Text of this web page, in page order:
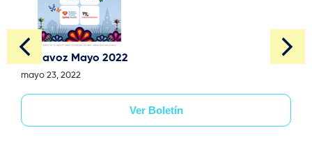
Pediavoz Mayo 2022
mayo 23, 2022
Ver Boletín